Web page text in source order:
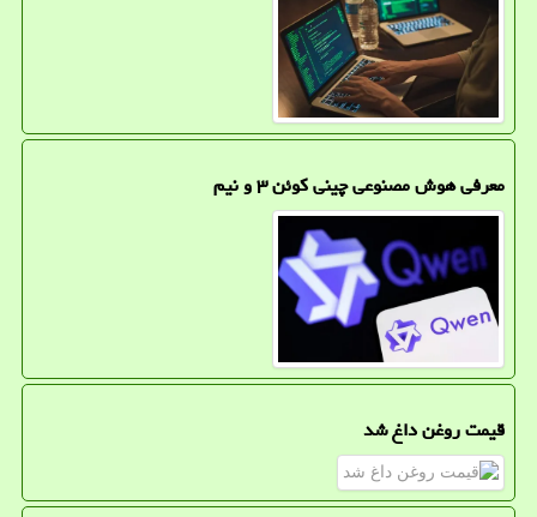
معرفی هوش مصنوعی چینی کوئن ۳ و نیم
قیمت روغن داغ شد